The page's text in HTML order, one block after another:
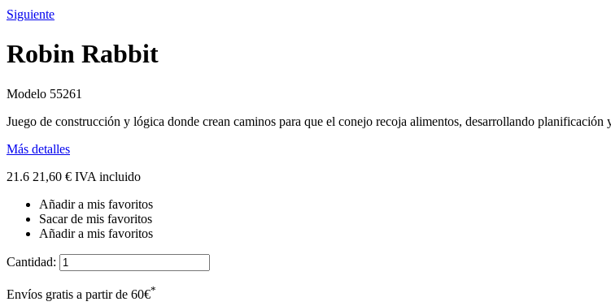
Siguiente
Robin Rabbit
Modelo 55261
Juego de construcción y lógica donde crean caminos para que el conejo recoja alimentos, desarrollando planificación
Más detalles
21.6 21,60 € IVA incluido
Añadir a mis favoritos
Sacar de mis favoritos
Añadir a mis favoritos
Cantidad:
Envíos gratis a partir de 60€*